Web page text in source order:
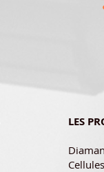
LES
Cellules